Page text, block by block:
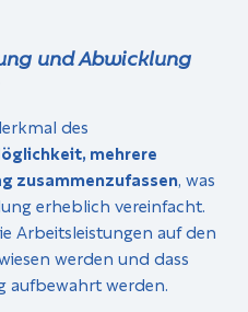
und Abwicklung
des
mehrere
zusammenzufassen, was
erheblich vereinfacht.
Arbeitsleistungen auf den
werden und dass
aufbewahrt werden.